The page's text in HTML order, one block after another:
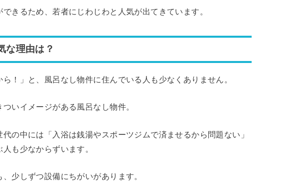
きるため、若者にじわじわと人気が出てきています。
な理由は？
ら！」と、風呂なし物件に住んでいる人も少なくありません。
いイメージがある風呂なし物件。
の中には「入浴は銭湯やスポーツジムで済ませるから問題ない」
も少なからずいます。
少しずつ設備にちがいがあります。